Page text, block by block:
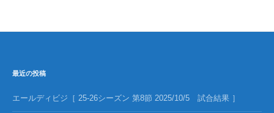
最近の投稿
エールディビジ［ 25-26シーズン 第8節 2025/10/5 試合結果 ］